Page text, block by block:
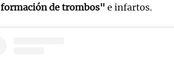
formación de trombos" e infartos.